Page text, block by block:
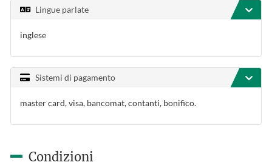
Lingue parlate
inglese
Sistemi di pagamento
master card, visa, bancomat, contanti, bonifico.
Condizioni